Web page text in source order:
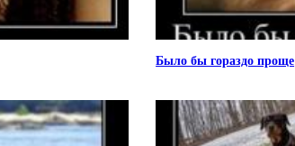
Было бы гораздо проще